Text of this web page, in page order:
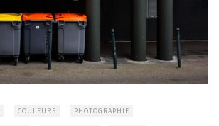
COULEURS PHOTOGRAPHIE